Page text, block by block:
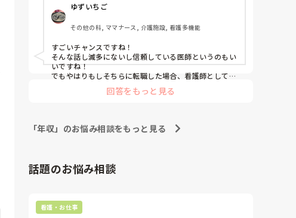
その信頼している医師は医師の父親が引退され、その
跡地に弟さんと一緒に100床未満で専門病院を開業予
定みたいです。
医師が開業する病院の科は私も以前に経験があり好き
な科でも有ります。
しかし、主人が医師です。主人は消化器外科で私は経
験あるけど、得意でなく。
主人は勤務医が良いから、と開業予定は無いみたいで
料が今より貰えるんなら良いんじゃない？」と軽めの
のですが、独身の頃からお互いの働き方などにあまり
干渉しない夫婦なので。そんなもんか(笑)って感じで
主人は当直のバイトしてた時に開業して奥さんが中に
入ってていい印象を持ったクリニック、病院は無いか
ゆずいちご
その他の科, ママナース, 介護施設, 看護多機能
すごいチャンスですね！
そんな話し滅多にないし信頼している医師というのもい
いですね！
でもやはりもしそちらに転職した場合、看護師としてで
はなく管理職になりそうな感じですね。
私だったら冒険したいのでいきます！
そうです！
私、個人の意見ですが…
回答をもっと見る
「年収」のお悩み相談をもっと見る
話題のお悩み相談
看護・お仕事